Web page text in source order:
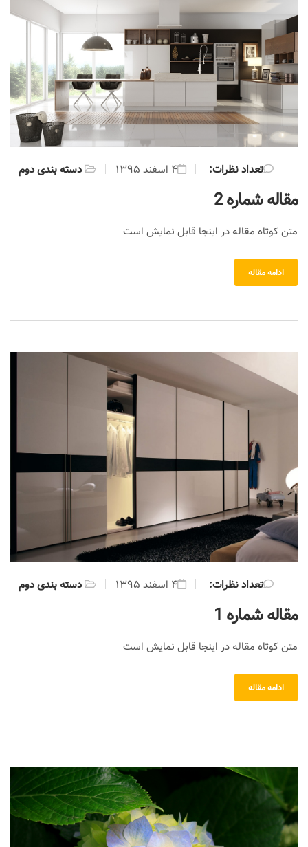
دسته بندی دوم ۴ اسفند ۱۳۹۵ :تعداد نظرات
مقاله شماره 2
متن کوتاه مقاله در اینجا قابل نمایش است
ادامه مقاله
دسته بندی دوم ۴ اسفند ۱۳۹۵ :تعداد نظرات
مقاله شماره 1
متن کوتاه مقاله در اینجا قابل نمایش است
ادامه مقاله